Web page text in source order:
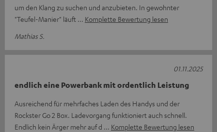
um den Klang zu suchen und anzubieten. In gewohnter
"Teufel-Manier" läuft
Komplette Bewertung lesen
Mathias S.
endlich eine Powerbank mit ordentlich Leistung
Ausreichend für mehrfaches Laden des Handys und der
Rockster Go 2 Box. Ladevorgang funktioniert auch schnell.
Endlich kein Ärger mehr auf d
Komplette Bewertung lesen
01.11.2025